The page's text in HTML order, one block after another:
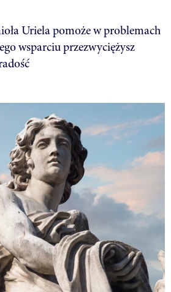
Uriela pomoże w problemach
wsparciu przezwyciężysz